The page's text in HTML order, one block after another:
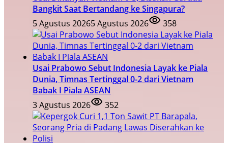
Bangkit Saat Bertandang ke Singapura?
5 Agustus 20265 Agustus 2026 358
Usai Prabowo Sebut Indonesia Layak ke Piala
Dunia, Timnas Tertinggal 0-2 dari Vietnam
Babak I Piala ASEAN
3 Agustus 2026
352